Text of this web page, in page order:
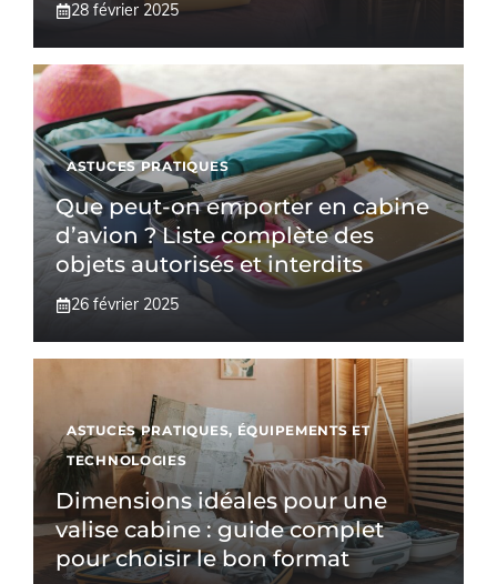
28 février 2025
ASTUCES PRATIQUES
Que peut-on emporter en cabine
d’avion ? Liste complète des
objets autorisés et interdits
26 février 2025
ASTUCES PRATIQUES, ÉQUIPEMENTS ET
TECHNOLOGIES
Dimensions idéales pour une
valise cabine : guide complet
pour choisir le bon format